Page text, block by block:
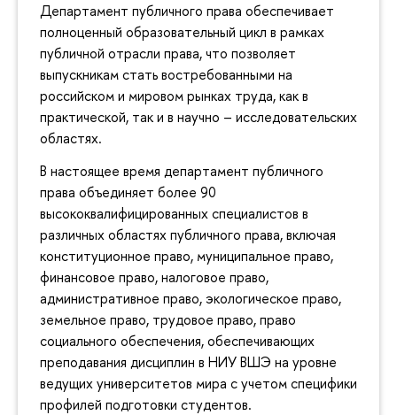
Департамент публичного права обеспечивает
полноценный образовательный цикл в рамках
публичной отрасли права, что позволяет
выпускникам стать востребованными на
российском и мировом рынках труда, как в
практической, так и в научно – исследовательских
областях.
В настоящее время департамент публичного
права объединяет более 90
высококвалифицированных специалистов в
различных областях публичного права, включая
конституционное право, муниципальное право,
финансовое право, налоговое право,
административное право, экологическое право,
земельное право, трудовое право, право
социального обеспечения, обеспечивающих
преподавания дисциплин в НИУ ВШЭ на уровне
ведущих университетов мира с учетом специфики
профилей подготовки студентов.